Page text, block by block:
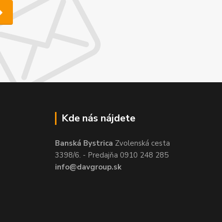
Kde nás nájdete
Banská Bystrica Zvolenská cesta
3398/6. - Predajňa 0910 248 285
info@davgroup.sk